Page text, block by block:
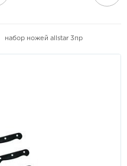
набор ножей allstar 3пр